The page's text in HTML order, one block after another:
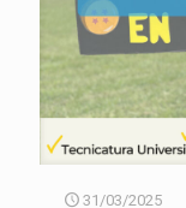
31/03/2025